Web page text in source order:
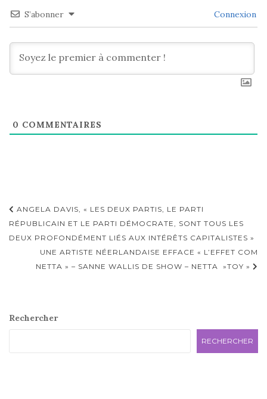
S’abonner Connexion
0 COMMENTAIRES
Navigation
d'article
ANGELA DAVIS, « LES DEUX PARTIS, LE PARTI
RÉPUBLICAIN ET LE PARTI DÉMOCRATE, SONT TOUS LES
DEUX PROFONDÉMENT LIÉS AUX INTÉRÊTS CAPITALISTES »
UNE ARTISTE NÉERLANDAISE EFFACE « L’EFFET COM
NETTA » – SANNE WALLIS DE SHOW – NETTA »TOY »
Rechercher
RECHERCHER